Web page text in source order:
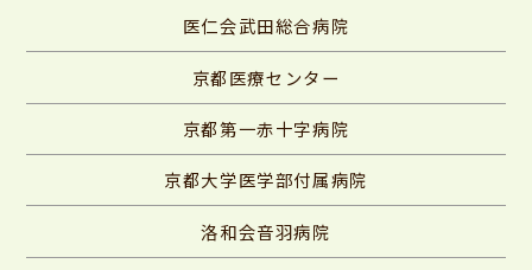
医仁会武田総合病院
京都医療センター
京都第一赤十字病院
京都大学医学部付属病院
洛和会音羽病院